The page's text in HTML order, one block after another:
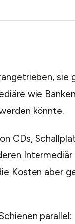
sie
wie
könnte.
CDs,
Kosten aber